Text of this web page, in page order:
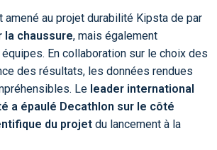
amené au projet durabilité Kipsta de par
la chaussure, mais également
En collaboration sur le choix des
des résultats, les données rendues
Le leader international
a épaulé Decathlon sur le côté
du projetdu lancement à la